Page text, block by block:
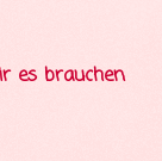
es brauchen